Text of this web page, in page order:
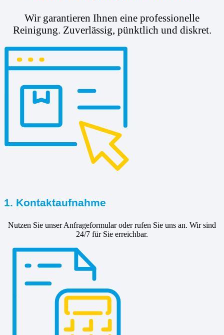
Wir garantieren Ihnen eine professionelle
Reinigung. Zuverlässig, pünktlich und diskret.
1. Kontaktaufnahme
Nutzen Sie unser Anfrageformular oder rufen Sie uns an. Wir sind
24/7 für Sie erreichbar.